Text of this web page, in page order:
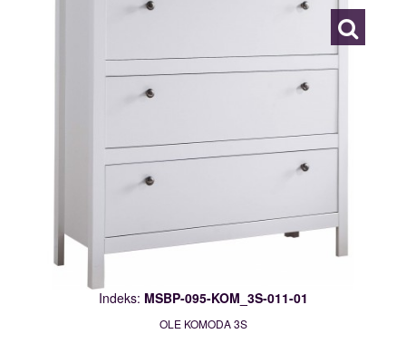
Indeks: MSBP-095-KOM_3S-011-01
OLE KOMODA 3S